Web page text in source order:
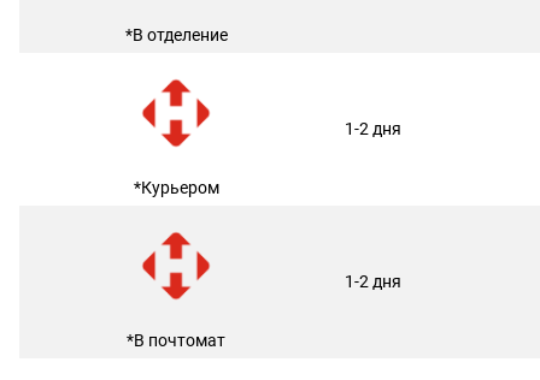
*В отделение
*Курьером
1-2 дня
*В почтомат
1-2 дня